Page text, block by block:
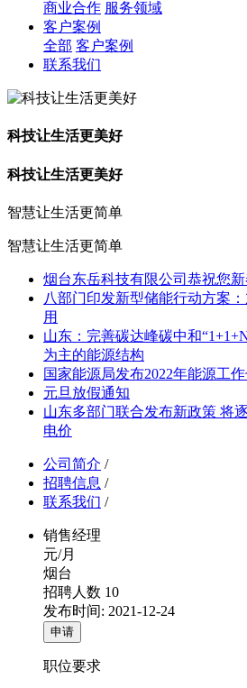
商业合作 服务领域
客户案例
全部 客户案例
联系我们
科技让生活更美好
科技让生活更美好
智慧让生活更简单
智慧让生活更简单
烟台东岳科技有限公司恭祝您新
八部门印发新型储能行动方案
用
山东：完善碳达峰碳中和
为主的能源结构
国家能源局发布2022年能源工
元旦放假通知
山东多部门联合发布新政策 将
电价
公司简介 /
招聘信息 /
联系我们 /
销售经理
元/月
烟台
招聘人数 10
发布时间: 2021-12-24
申请
职位要求